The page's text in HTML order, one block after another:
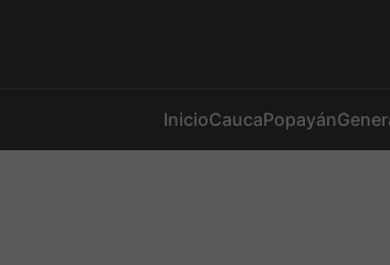
InicioCaucaPopayán